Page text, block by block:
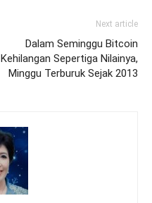
Next article
Dalam Seminggu Bitcoin
Kehilangan Sepertiga Nilainya,
Minggu Terburuk Sejak 2013